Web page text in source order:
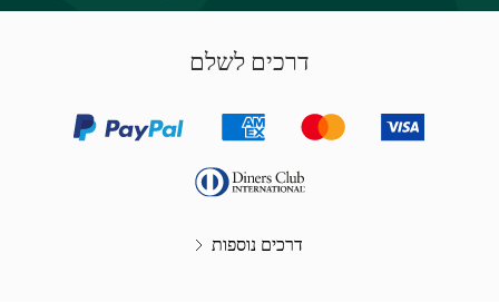
דרכים לשלם
דרכים נוספות